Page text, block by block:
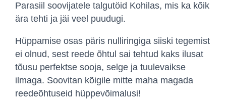
Parasiil soovijatele talgutöid Kohilas, mis ka kõik
ära tehti ja jäi veel puudugi.
Hüppamise osas päris nulliringiga siiski tegemist
ei olnud, sest reede õhtul sai tehtud kaks ilusat
tõusu perfektse sooja, selge ja tuulevaikse
ilmaga. Soovitan kõigile mitte maha magada
reedeõhtuseid hüppevõimalusi!